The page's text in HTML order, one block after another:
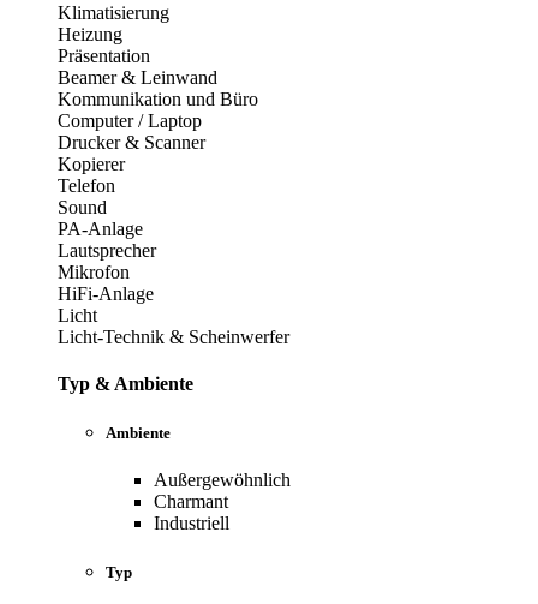
Klimatisierung
Heizung
Präsentation
Beamer & Leinwand
Kommunikation und Büro
Computer / Laptop
Drucker & Scanner
Kopierer
Telefon
Sound
PA-Anlage
Lautsprecher
Mikrofon
HiFi-Anlage
Licht
Licht-Technik & Scheinwerfer
Typ & Ambiente
Ambiente
Außergewöhnlich
Charmant
Industriell
Typ